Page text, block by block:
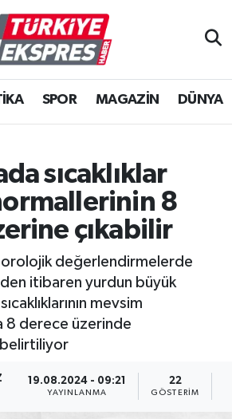
SPOR MAGAZİN DÜNYA
sıcaklıklar
8
çıkabilir
değerlendirmelerde
itibaren yurdun büyük
mevsim
8 derece üzerinde
19.08.2024 - 09:21
YAYINLANMA
22
GÖSTERIM
Eczaneler
Durumu
Vakitleri
Yoğunluk Haritası
Durumu ve Fikstür